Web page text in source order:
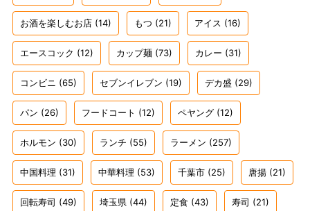
お酒を楽しむお店 (14) もつ (21) アイス (16)
エースコック (12) カップ麺 (73) カレー (31)
コンビニ (65) セブンイレブン (19) デカ盛 (29)
パン (26) フードコート (12) ペヤング (12)
ホルモン (30) ランチ (55) ラーメン (257)
中国料理 (31) 中華料理 (53) 千葉市 (25) 唐揚 (21)
回転寿司 (49) 埼玉県 (44) 定食 (43) 寿司 (21)